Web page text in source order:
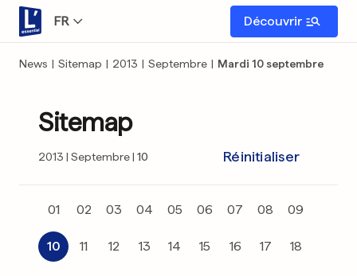
FR Découvrir
News | Sitemap | 2013 | Septembre | Mardi 10 septembre
Sitemap
2013 Septembre 10 Réinitialiser
01 02 03 04 05 06 07 08 09
10 11 12 13 14 15 16 17 18